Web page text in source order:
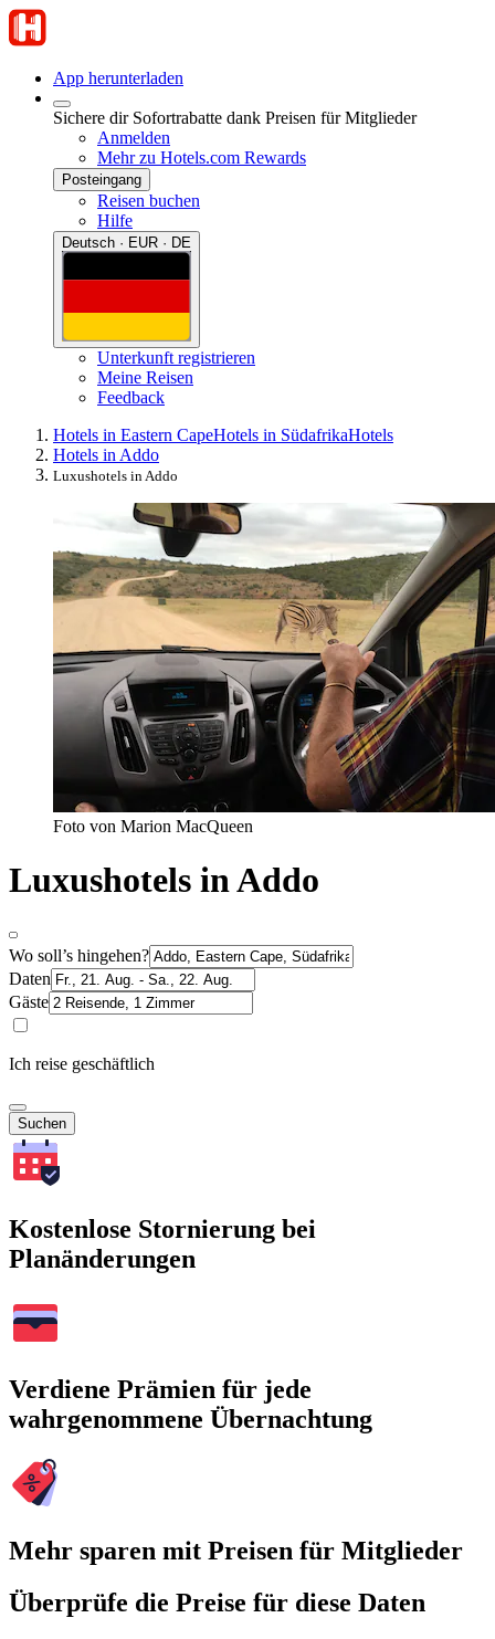
App herunterladen
Sichere dir Sofortrabatte dank Preisen für Mitglieder
Anmelden
Mehr zu Hotels.com Rewards
Posteingang
Reisen buchen
Hilfe
Deutsch · EUR · DE
Unterkunft registrieren
Meine Reisen
Feedback
Hotels in Eastern CapeHotels in SüdafrikaHotels
Hotels in Addo
Luxushotels in Addo
Foto von Marion MacQueen
Luxushotels in Addo
Wo soll’s hingehen?
Daten
Gäste
Ich reise geschäftlich
Suchen
Kostenlose Stornierung bei
Planänderungen
Verdiene Prämien für jede
wahrgenommene Übernachtung
Mehr sparen mit Preisen für Mitglieder
Überprüfe die Preise für diese Daten